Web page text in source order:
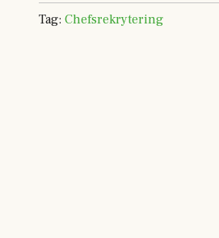
Tag: Chefsrekrytering